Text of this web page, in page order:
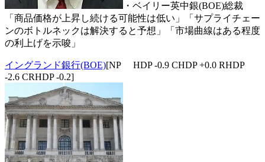
・ベイリー英中銀(BOE)総裁
「商品価格が上昇し続ける可能性は低い」「サプライチェー
ンのボトルネックは解決すると予想」「市場曲線はある程度
の利上げを示唆」
イングランド銀行(BOE)[NP HDP -0.9 CHDP +0.0 RHDP
-2.6 CRHDP -0.2]